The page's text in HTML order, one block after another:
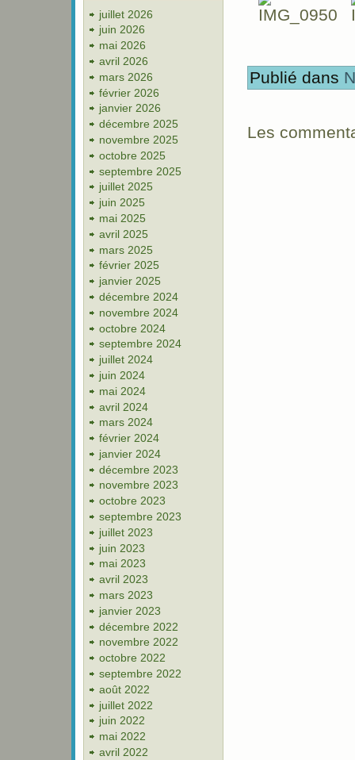
juillet 2026
juin 2026
mai 2026
avril 2026
mars 2026
février 2026
janvier 2026
décembre 2025
novembre 2025
octobre 2025
septembre 2025
juillet 2025
juin 2025
mai 2025
avril 2025
mars 2025
février 2025
janvier 2025
décembre 2024
novembre 2024
octobre 2024
septembre 2024
juillet 2024
juin 2024
mai 2024
avril 2024
mars 2024
février 2024
janvier 2024
décembre 2023
novembre 2023
octobre 2023
septembre 2023
juillet 2023
juin 2023
mai 2023
avril 2023
mars 2023
janvier 2023
décembre 2022
novembre 2022
octobre 2022
septembre 2022
août 2022
juillet 2022
juin 2022
mai 2022
avril 2022
Publié dans
Les